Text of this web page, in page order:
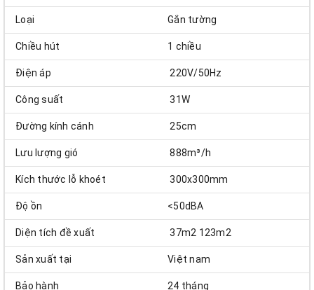
Loại Gắn tường
Chiều hút 1 chiều
Điện áp 220V/50Hz
Công suất 31W
Đường kính cánh 25cm
Lưu lượng gió 888m³/h
Kích thước lỗ khoét 300x300mm
Độ ồn <50dBA
Diện tích đề xuất 37m2 123m2
Sản xuất tại Việt nam
Bảo hành 24 tháng